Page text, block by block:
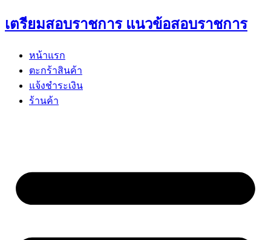
Skip
to
เตรียมสอบราชการ แนวข้อสอบราชการ
หน้าแรก
ตะกร้าสินค้า
แจ้งชำระเงิน
ร้านค้า